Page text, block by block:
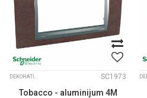
DEKORATIVNI RAMOVI UNICA TOP ALUM. MEDJURAM SC1973
Tobacco - aluminijum 4M